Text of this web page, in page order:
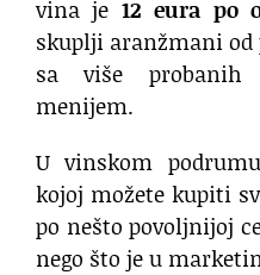
vina je 12 eura po
skuplji aranžmani od
sa više
menijem.
U vinskom
kojoj možete kupiti
po nešto povoljnijoj
nego što je u